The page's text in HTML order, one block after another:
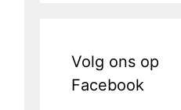
Volg ons op
Facebook